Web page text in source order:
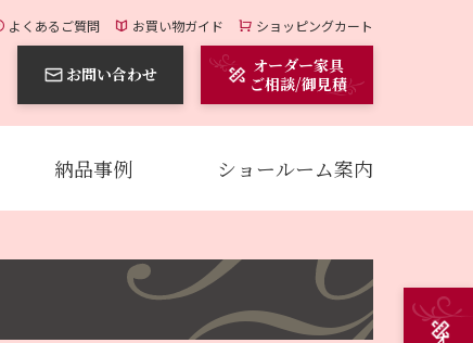
よくあるご質問 お買い物ガイド ショッピングカート
お問い合わせ
オーダー家具
ご相談/御見積
納品事例 ショールーム案内